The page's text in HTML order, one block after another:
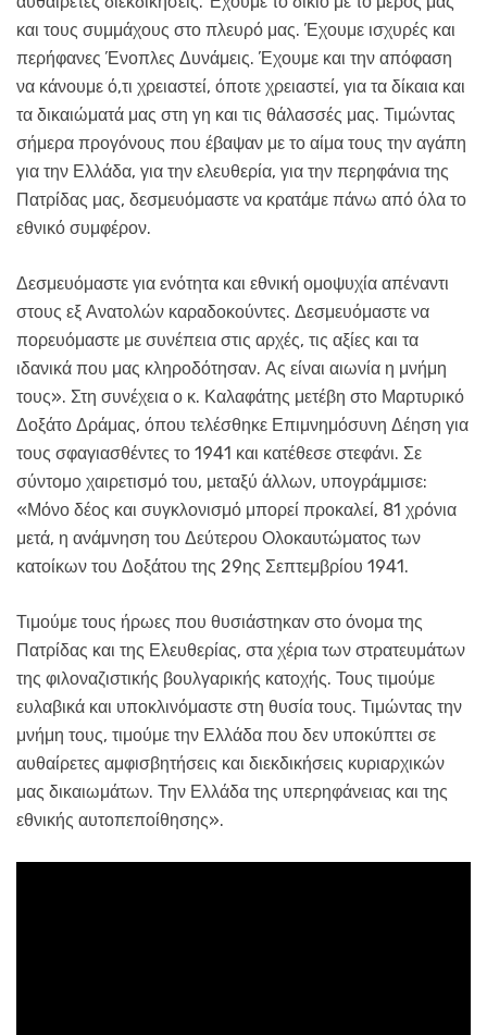
και τους συμμάχους στο πλευρό μας. Έχουμε ισχυρές και
περήφανες Ένοπλες Δυνάμεις. Έχουμε και την απόφαση
να κάνουμε ό,τι χρειαστεί, όποτε χρειαστεί, για τα δίκαια και
τα δικαιώματά μας στη γη και τις θάλασσές μας. Τιμώντας
σήμερα προγόνους που έβαψαν με το αίμα τους την αγάπη
για την Ελλάδα, για την ελευθερία, για την περηφάνια της
Πατρίδας μας, δεσμευόμαστε να κρατάμε πάνω από όλα το
εθνικό συμφέρον.
Δεσμευόμαστε για ενότητα και εθνική ομοψυχία απέναντι
στους εξ Ανατολών καραδοκούντες. Δεσμευόμαστε να
πορευόμαστε με συνέπεια στις αρχές, τις αξίες και τα
ιδανικά που μας κληροδότησαν. Ας είναι αιωνία η μνήμη
τους». Στη συνέχεια ο κ. Καλαφάτης μετέβη στο Μαρτυρικό
Δοξάτο Δράμας, όπου τελέσθηκε Επιμνημόσυνη Δέηση για
τους σφαγιασθέντες το 1941 και κατέθεσε στεφάνι. Σε
σύντομο χαιρετισμό του, μεταξύ άλλων, υπογράμμισε:
«Μόνο δέος και συγκλονισμό μπορεί προκαλεί, 81 χρόνια
μετά, η ανάμνηση του Δεύτερου Ολοκαυτώματος των
κατοίκων του Δοξάτου της 29ης Σεπτεμβρίου 1941.
Τιμούμε τους ήρωες που θυσιάστηκαν στο όνομα της
Πατρίδας και της Ελευθερίας, στα χέρια των στρατευμάτων
της φιλοναζιστικής βουλγαρικής κατοχής. Τους τιμούμε
ευλαβικά και υποκλινόμαστε στη θυσία τους. Τιμώντας την
μνήμη τους, τιμούμε την Ελλάδα που δεν υποκύπτει σε
αυθαίρετες αμφισβητήσεις και διεκδικήσεις κυριαρχικών
μας δικαιωμάτων. Την Ελλάδα της υπερηφάνειας και της
εθνικής αυτοπεποίθησης».